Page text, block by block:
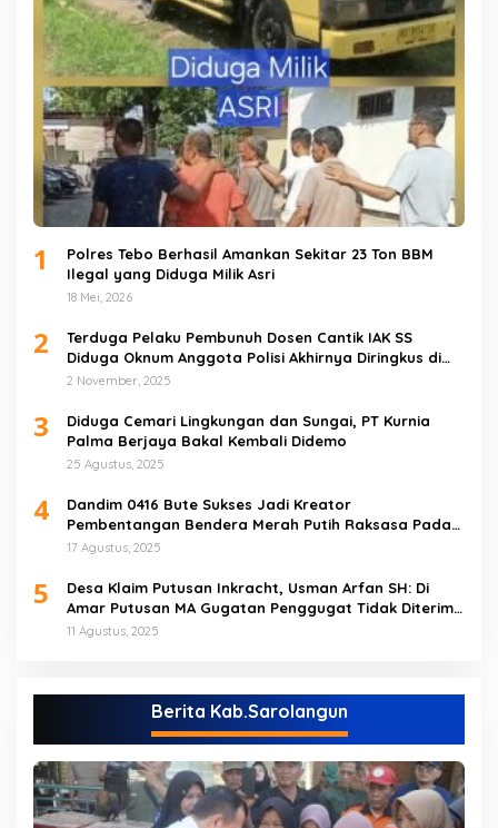
1
Polres Tebo Berhasil Amankan Sekitar 23 Ton BBM
Ilegal yang Diduga Milik Asri
18 Mei, 2026
2
Terduga Pelaku Pembunuh Dosen Cantik IAK SS
Diduga Oknum Anggota Polisi Akhirnya Diringkus di
Tebo Tengah
2 November, 2025
3
Diduga Cemari Lingkungan dan Sungai, PT Kurnia
Palma Berjaya Bakal Kembali Didemo
25 Agustus, 2025
4
Dandim 0416 Bute Sukses Jadi Kreator
Pembentangan Bendera Merah Putih Raksasa Pada
Peringatan HUT RI ke 80 di Tebo
17 Agustus, 2025
5
Desa Klaim Putusan Inkracht, Usman Arfan SH: Di
Amar Putusan MA Gugatan Penggugat Tidak Diterima
(NO)
11 Agustus, 2025
Berita Kab.Sarolangun